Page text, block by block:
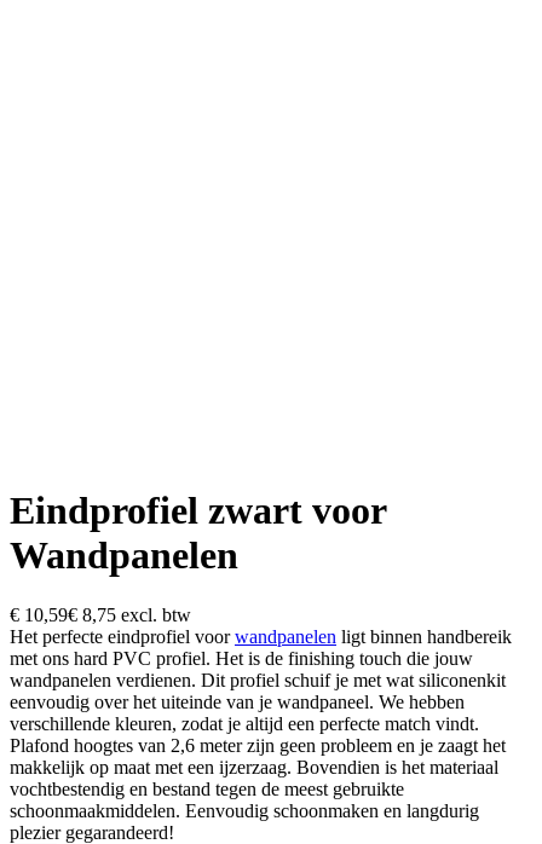
Eindprofiel zwart voor
Wandpanelen
€ 10,59€ 8,75 excl. btw
Het perfecte eindprofiel voorwandpanelen ligt binnen handbereik
met ons hard PVC profiel. Het is de finishing touch die jouw
wandpanelen verdienen. Dit profiel schuif je met wat siliconenkit
eenvoudig over het uiteinde van je wandpaneel. We hebben
verschillende kleuren, zodat je altijd een perfecte match vindt.
Plafond hoogtes van 2,6 meter zijn geen probleem en je zaagt het
makkelijk op maat met een ijzerzaag. Bovendien is het materiaal
vochtbestendig en bestand tegen de meest gebruikte
schoonmaakmiddelen. Eenvoudig schoonmaken en langdurig
plezier gegarandeerd!